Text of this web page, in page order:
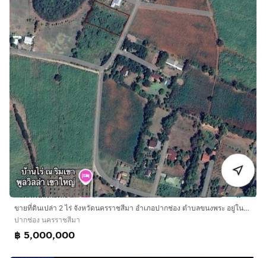
ขายที่ดินเปล่า 2 ไร่ จังหวัดนครราชสีมา อำเภอปากช่อง ตำบลขนงพระ อยู่ในพื้นที่ เขาจันทร์
ปากช่อง นครราชสีมา
฿ 5,000,000